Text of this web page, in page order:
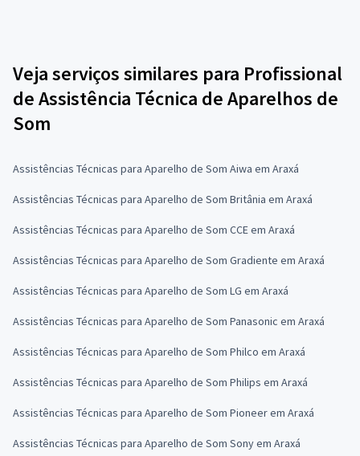
Veja serviços similares para Profissional
de Assistência Técnica de Aparelhos de
Som
Assistências Técnicas para Aparelho de Som Aiwa em Araxá
Assistências Técnicas para Aparelho de Som Britânia em Araxá
Assistências Técnicas para Aparelho de Som CCE em Araxá
Assistências Técnicas para Aparelho de Som Gradiente em Araxá
Assistências Técnicas para Aparelho de Som LG em Araxá
Assistências Técnicas para Aparelho de Som Panasonic em Araxá
Assistências Técnicas para Aparelho de Som Philco em Araxá
Assistências Técnicas para Aparelho de Som Philips em Araxá
Assistências Técnicas para Aparelho de Som Pioneer em Araxá
Assistências Técnicas para Aparelho de Som Sony em Araxá